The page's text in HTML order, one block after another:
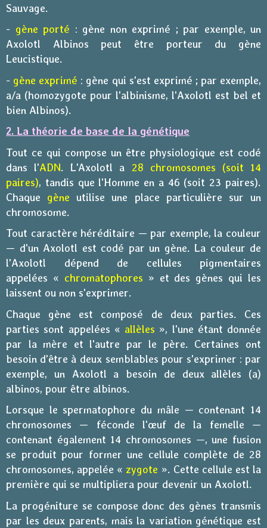
Sauvage.
- gène porté : gène non exprimé ; par exemple, un
Axolotl Albinos peut être porteur du gène
Leucistique.
- gène exprimé : gène qui s'est exprimé ; par exemple,
a/a (homozygote pour l'albinisme, l'Axolotl est bel et
bien Albinos).
2. La théorie de base de la génétique
Tout ce qui compose un être physiologique est codé
dans l'ADN. L'Axolotl a 28 chromosomes (soit 14
paires), tandis que l'Homme en a 46 (soit 23 paires).
Chaque gèneutilise une place particulière sur un
chromosome.
Tout caractère héréditaire — par exemple, la couleur
— d'un Axolotl est codé par un gène. La couleur de
l'Axolotl dépend de cellules pigmentaires
appelées « chromatophores » et des gènes qui les
laissent ou non s'exprimer.
Chaque gène est composé de deux parties. Ces
parties sont appelées « allèles », l'une étant donnée
par la mère et l'autre par le père. Certaines ont
besoin d'être à deux semblables pour s'exprimer : par
exemple, un Axolotl a besoin de deux allèles (a)
albinos, pour être albinos.
Lorsque le spermatophore du mâle — contenant 14
chromosomes — féconde l'œuf de la femelle —
contenant également 14 chromosomes —, une fusion
se produit pour former une cellule complète de 28
chromosomes, appelée « zygote ». Cette cellule est la
première qui se multipliera pour devenir un Axolotl.
La progéniture se compose donc des gènes transmis
par les deux parents, mais la variation génétique est